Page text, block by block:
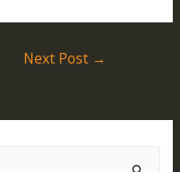
Next Post →